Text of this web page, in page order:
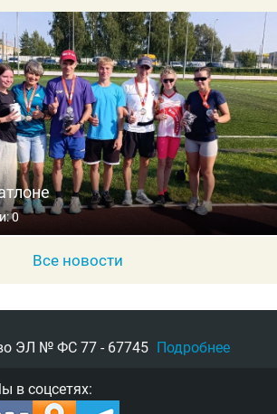
0
Все новости
ЭЛ № ФС 77 - 67745 Подробнее
в соцсетях: